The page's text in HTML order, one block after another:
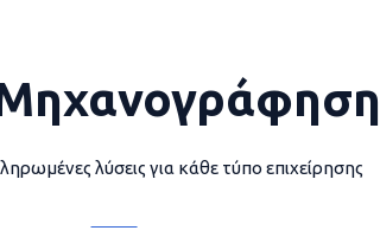
λύσεις για κάθε τύπο επιχείρησης